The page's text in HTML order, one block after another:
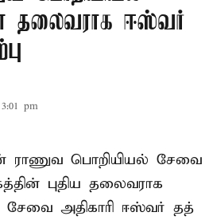
தலைவராக ஈஸ்வர்
pm
ராணுவ பொறியியல் சேவை
புதிய தலைவராக
சேவை அதிகாரி ஈஸ்வர் தத்